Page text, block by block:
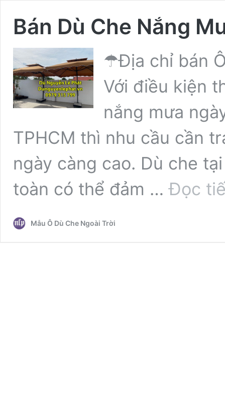
Bán Dù Che Nắng
☂Địa chỉ bán
Với điều kiện
nắng mưa
TPHCM thì nhu cầu cần
ngày càng cao. Dù che
toàn có thể đảm …Đọc
Mẫu Ô Dù Che Ngoài Trời